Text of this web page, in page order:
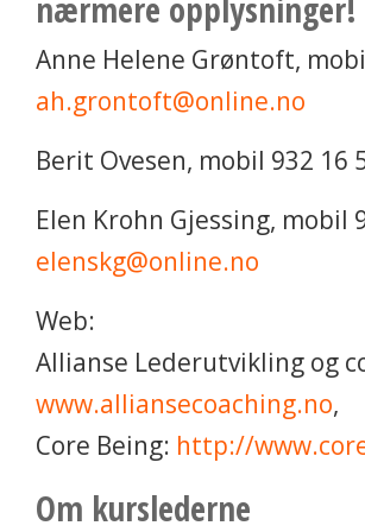
nærmere opplysninger!
Anne Helene Grøntoft,
ah.grontoft@online.no
Berit Ovesen, mobil 932 16
Elen Krohn Gjessing, mobil
elenskg@online.no
Web:
Allianse Lederutvikling og
www.alliansecoaching.no,
Core Being: http://
Om kurslederne